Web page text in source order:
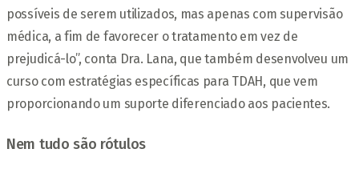
possíveis de serem utilizados, mas apenas com supervisão
médica, a fim de favorecer o tratamento em vez de
prejudicá-lo”, conta Dra. Lana, que também desenvolveu um
curso com estratégias específicas para TDAH, que vem
proporcionando um suporte diferenciado aos pacientes.
Nem tudo são rótulos